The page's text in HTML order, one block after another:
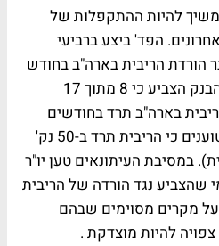
להיות ההתקפלות של
הפד' ביצע ברביעי
הורדת הריבית בארה"ב בחודש
הבא: תרשים הנקודות של הבנק הצביע כי 8 מתוך 17
בארה"ב תרד בחודשים
הקרובים, כאשר 7 מתוכם טוענים כי הריבית תרד ב-50 נק'
ריבית). במסיבת העיתונאים טען יו"ר
שהצביע נגד הורדה של הריבית
מקרים מסוימים שבהם
להיות מוצדקת .